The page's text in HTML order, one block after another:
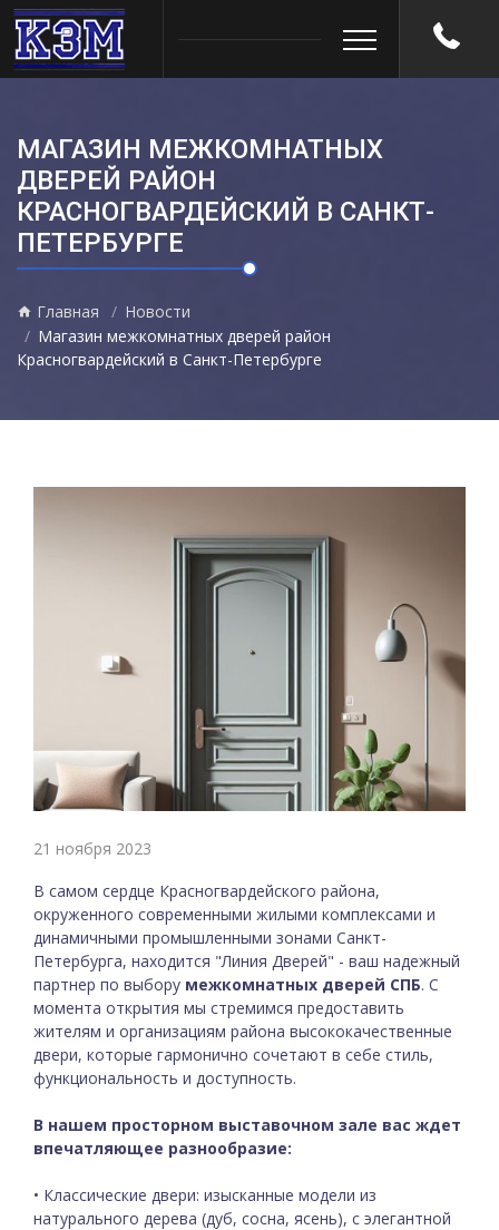
МАГАЗИН МЕЖКОМНАТНЫХ
ДВЕРЕЙ РАЙОН
КРАСНОГВАРДЕЙСКИЙ В САНКТ-
ПЕТЕРБУРГЕ
Главная
Новости
Магазин межкомнатных дверей район
Красногвардейский в Санкт-Петербурге
21 ноября 2023
В самом сердце Красногвардейского района,
окруженного современными жилыми комплексами и
динамичными промышленными зонами Санкт-
Петербурга, находится "Линия Дверей" - ваш надежный
партнер по выбору межкомнатных дверей СПБ. С
момента открытия мы стремимся предоставить
жителям и организациям района высококачественные
двери, которые гармонично сочетают в себе стиль,
функциональность и доступность.
В нашем просторном выставочном зале вас ждет
впечатляющее разнообразие:
• Классические двери: изысканные модели из
натурального дерева (дуб, сосна, ясень), с элегантной